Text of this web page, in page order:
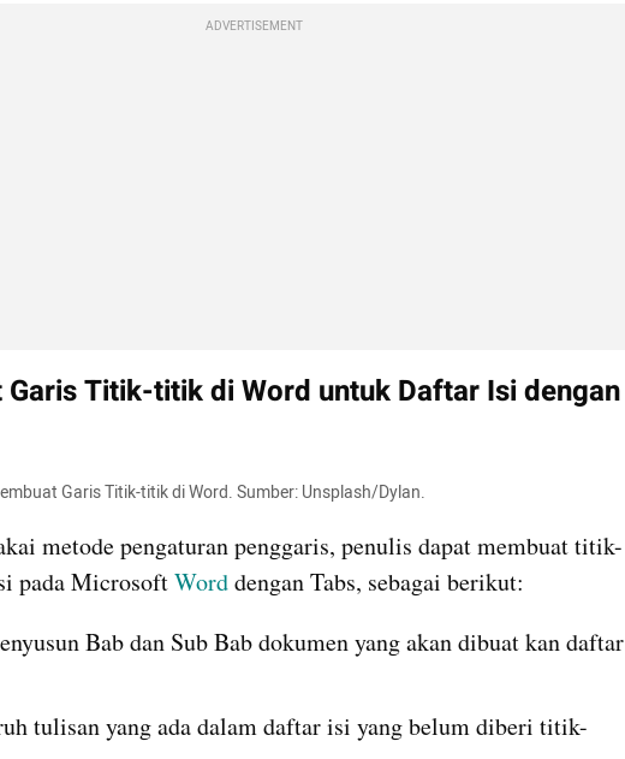
ADVERTISEMENT
Garis Titik-titik di Word untuk Daftar Isi dengan
Garis Titik-titik di Word. Sumber: Unsplash/Dylan.
metode pengaturan penggaris, penulis dapat membuat titik-
pada Microsoft Word dengan Tabs, sebagai berikut:
Bab dan Sub Bab dokumen yang akan dibuat kan daftar
tulisan yang ada dalam daftar isi yang belum diberi titik-